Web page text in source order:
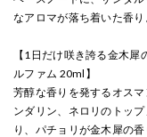
なアロマが落ち着いた香り
【1日だけ咲き誇る金木
ルファム 20ml】
芳醇な香りを発するオス
ンダリン、ネロリのトッ
り、パチョリが金木犀の